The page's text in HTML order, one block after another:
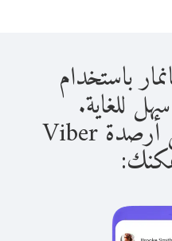
باستخدام
بمجرد حصولك على أرصدة Viber